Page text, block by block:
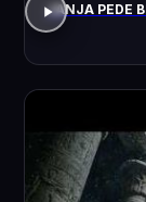
JANJA PEDE